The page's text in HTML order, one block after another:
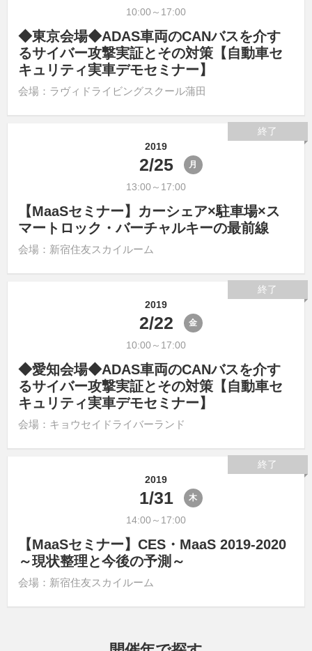
10:00～17:00
◆東京会場◆ADAS車両のCANバスを介す
るサイバー攻撃実証とその対策【自動車セ
キュリティ実車デモセミナー】
会場：ラヴィドライビングスクール蒲田
2019
2/25 月
13:00～17:00
【MaaSセミナー】カーシェア×駐車場×ス
マートロック・バーチャルキーの最前線
会場：新宿住友スカイルーム
終了
2019
2/22 金
10:00～17:00
◆愛知会場◆ADAS車両のCANバスを介す
るサイバー攻撃実証とその対策【自動車セ
キュリティ実車デモセミナー】
会場：キョウセイドライバーランド
終了
2019
1/31 木
14:00～17:00
【MaaSセミナー】CES・MaaS 2019-2020
～現状整理と今後の予測～
会場：新宿住友スカイルーム
終了